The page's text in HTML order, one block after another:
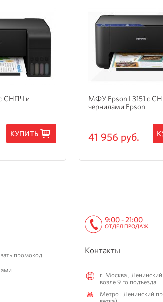
СНПЧ и
КУПИТЬ
МФУ Epson L3151 с
чернилами Epson
41 956 руб.
промокод
9:00 - 21:00
ОТДЕЛ ПРОДАЖ
Контакты
г. Москва ,
возле 9 го подъезда
Метро : Ленинский